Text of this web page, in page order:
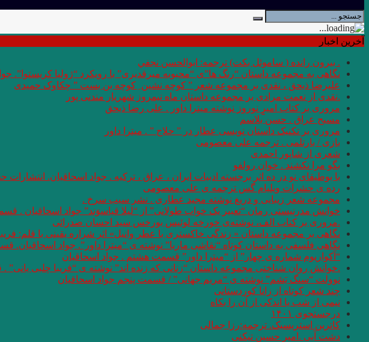
آخرین اخبار
. بيرون رانده ( ساموئل بكت) ترجمه: ابوالحسن نجفي
نگاهی به مجموعه داستان “رنگ ها”ی “محبوبه میرقدیری” با رویکرد “ژولیا کریستوا”.
علیرضا ذیحق ، نقدی بر مجموعه شعر ” کوچه نشین ِ کوچه بن بست ” چکاوک حمیدی
.نقدی از نعمت مرادی بر مجموعه داستان ماه نیمروز شهریار مندنی پور
مروری بر کتاب امیرِِِ نوروز نوشته میترا داور . علی رضا ذیحق
مسیح عراق . حسن بلاسم
مروری بر تکنیک داستان نویسی عطار در ” حلاج ” . میترا داور
بازی / بارتلمی . ترجمه علی معصومی
شعری از شاپور احمدی
بگو مرا نکشند . خوان رولفو
با بوطیقای نو در ده اثر برجسته ادبیات ایران ، عراق ، ترکیه . جواد اسحاقیان. انتشارات حس
رده ى حشرات ویلیام گس ترجمه ی علی معصومی
مجموعه شعر زیبایی و دریغ نوشته مجید عطاری . نشر سیب سرخ .
خوانش مدرنیستی رمان “تعبیر یک خواب طولانی” از “لیلا قیاسوَند” جواد اسحاقیان .
.مروری بر کتاب الف، نوشته‌ی خورخه لوئیس بورخس سید احسان صدرائی
نگاهی بر مجموعه داستان « زندگی خاکستری با عطر وانیل» اثر شراره یقینی با قلم:
نگاهی فلسفی به داستان کوتاه “نقاشی ماریا” نوشته ی “میترا داور”. جواد اسحاقیان.
“آکواریوم شماره ی چهار” از “میترا داور” قسمت هشتم . جواد اسحاقیان
.خوانش روان شناختی مجموعه داستان “زنانی که زنده اند” نوشته ی “فریبا چلبی
نوولت “سنگ یَشم” نوشته ی “مریم جهانی” / قسمت پنجم جواد اسحاقیان
چند شعر کوتاه از زانا کوردستانی
نيمى از شب يا اندكى از آن را بكاه
درجستجوی ۱۴۰۱
کاترین استریسیک. ترجمه:رزا جمالی
دشت آبی .امیر حسین تیکنی